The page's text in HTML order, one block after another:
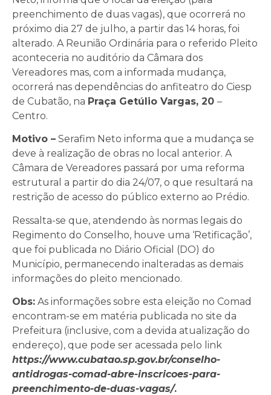
preenchimento de duas vagas), que ocorrerá no
próximo dia 27 de julho, a partir das 14 horas, foi
alterado. A Reunião Ordinária para o referido Pleito
aconteceria no auditório da Câmara dos
Vereadores mas, com a informada mudança,
ocorrerá nas dependências do anfiteatro do Ciesp
de Cubatão, na Praça Getúlio Vargas, 20 –
Centro.
Motivo – Serafim Neto informa que a mudança se
deve à realização de obras no local anterior. A
Câmara de Vereadores passará por uma reforma
estrutural a partir do dia 24/07, o que resultará na
restrição de acesso do público externo ao Prédio.
Ressalta-se que, atendendo às normas legais do
Regimento do Conselho, houve uma ‘Retificação’,
que foi publicada no Diário Oficial (DO) do
Município, permanecendo inalteradas as demais
informações do pleito mencionado.
Obs: As informações sobre esta eleição no Comad
encontram-se em matéria publicada no site da
Prefeitura (inclusive, com a devida atualização do
endereço), que pode ser acessada pelo link
https://www.cubatao.sp.gov.br/conselho-
antidrogas-comad-abre-inscricoes-para-
preenchimento-de-duas-vagas/.